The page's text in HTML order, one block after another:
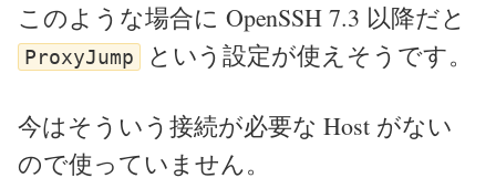
このような場合に OpenSSH 7.3 以降だと
ProxyJump という設定が使えそうです。
今はそういう接続が必要な Host がない
ので使っていません。